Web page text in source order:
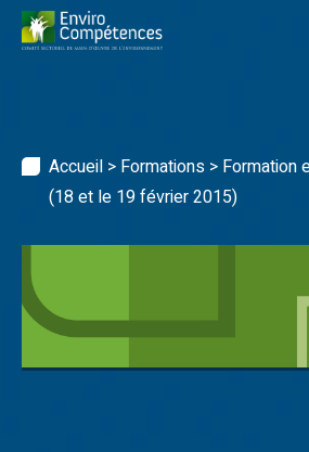
Skip
content
Accueil > Formations > Formation
(18 et le 19 février 2015)